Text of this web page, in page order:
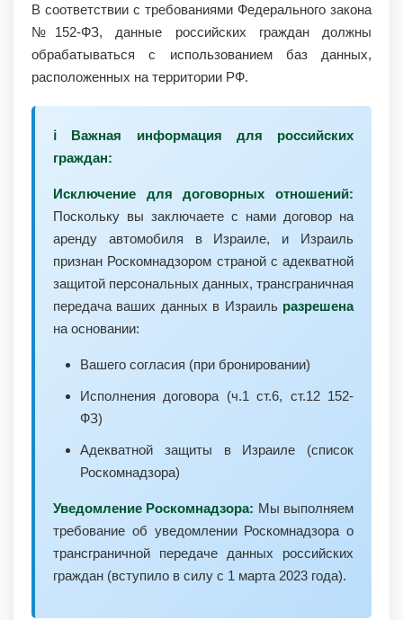
В соответствии с требованиями Федерального закона
№152-ФЗ, данные российских граждан должны
обрабатываться с использованием баз данных,
расположенных на территории РФ.
ℹ️ Важная информация для российских
граждан:
Исключение для договорных отношений:
Поскольку вы заключаете с нами договор на
аренду автомобиля в Израиле, и Израиль
признан Роскомнадзором страной с адекватной
защитой персональных данных, трансграничная
передача ваших данных в Израиль разрешена
на основании:
Вашего согласия (при бронировании)
Исполнения договора (ч.1 ст.6, ст.12 152-
ФЗ)
Адекватной защиты в Израиле (список
Роскомнадзора)
Уведомление Роскомнадзора: Мы выполняем
требование об уведомлении Роскомнадзора о
трансграничной передаче данных российских
граждан (вступило в силу с 1 марта 2023 года).